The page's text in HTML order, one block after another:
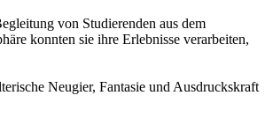
von Studierenden aus dem
konnten sie ihre Erlebnisse verarbeiten,
Neugier, Fantasie und Ausdruckskraft